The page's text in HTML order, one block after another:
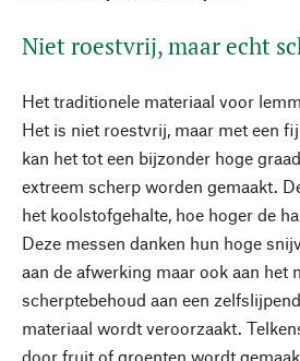
Niet roestvrij, maar echt
Het traditionele materiaal voor
Het is niet roestvrij, maar met een
kan het tot een bijzonder hoge
extreem scherp worden gemaakt.
het koolstofgehalte, hoe hoger de
Deze messen danken hun hoge
aan de afwerking maar ook aan het
scherptebehoud aan een
materiaal wordt veroorzaakt.
door fruit of groenten wordt